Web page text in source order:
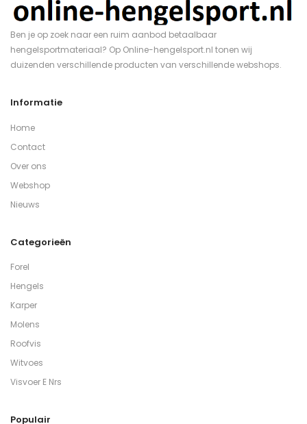
Ben je op zoek naar een ruim aanbod betaalbaar
hengelsportmateriaal? Op Online-hengelsport.nl tonen wij
duizenden verschillende producten van verschillende webshops.
Informatie
Home
Contact
Over ons
Webshop
Nieuws
Categorieën
Forel
Hengels
Karper
Molens
Roofvis
Witvoes
Visvoer E Nrs
Populair